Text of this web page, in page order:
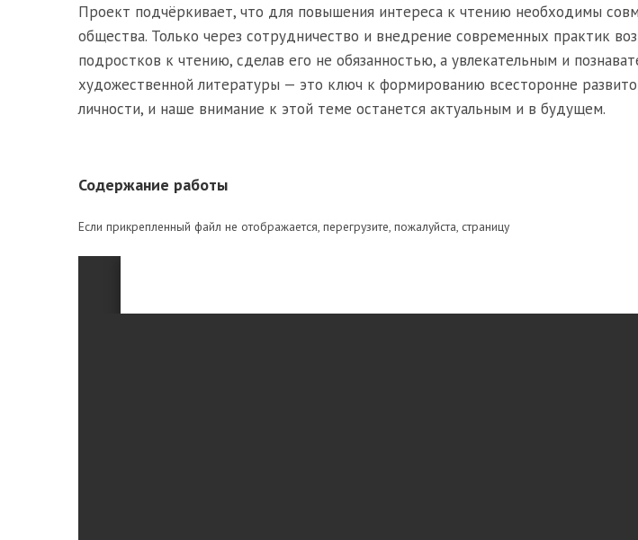
Проект подчёркивает, что для повышения интереса к чтению необходимы
общества. Только через сотрудничество и внедрение современных практик
подростков к чтению, сделав его не обязанностью, а увлекательным и
художественной литературы — это ключ к формированию всесторонне
личности, и наше внимание к этой теме останется актуальным и в будущем.
Содержание работы
Если прикрепленный файл не отображается, перегрузите, пожалуйста, страницу